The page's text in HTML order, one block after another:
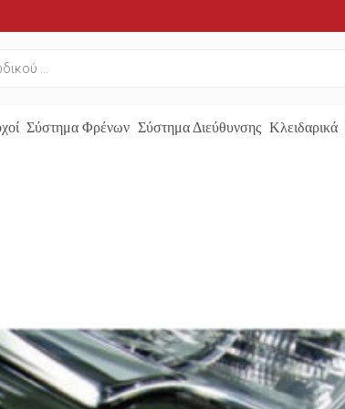
Σύστημα Φρένων Σύστημα Διεύθυνσης Κλειδαρικά